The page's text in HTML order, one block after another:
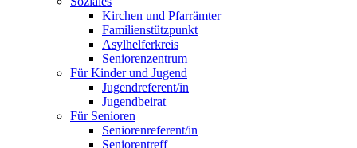
Kirchen und Pfarrämter
Familienstützpunkt
Asylhelferkreis
Seniorenzentrum
Für Kinder und Jugend
Jugendreferent/in
Jugendbeirat
Für Senioren
Seniorenreferent/in
Seniorentreff